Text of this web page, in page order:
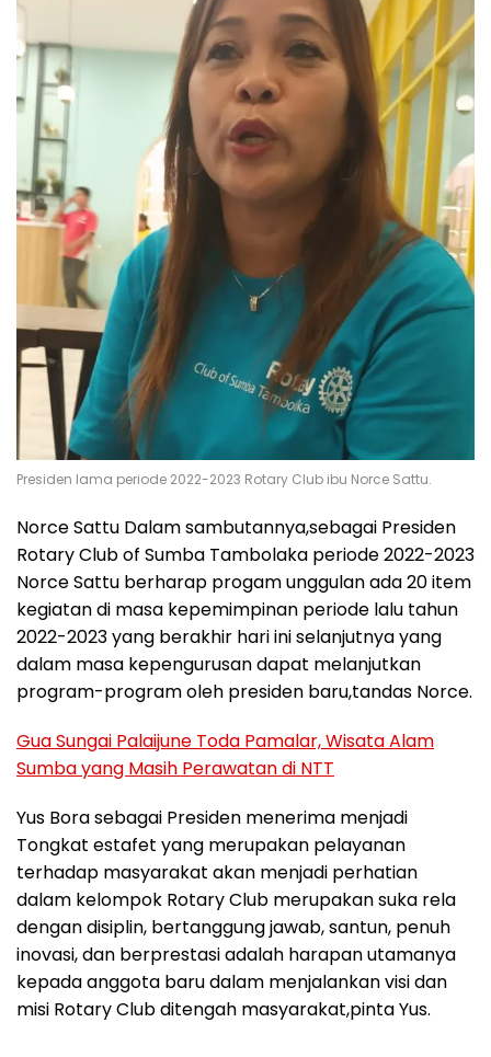
Presiden lama periode 2022-2023 Rotary Club ibu Norce Sattu.
Norce Sattu Dalam sambutannya,sebagai Presiden
Rotary Club of Sumba Tambolaka periode 2022-2023
Norce Sattu berharap progam unggulan ada 20 item
kegiatan di masa kepemimpinan periode lalu tahun
2022-2023 yang berakhir hari ini selanjutnya yang
dalam masa kepengurusan dapat melanjutkan
program-program oleh presiden baru,tandas Norce.
Gua Sungai Palaijune Toda Pamalar, Wisata Alam
Sumba yang Masih Perawatan di NTT
Yus Bora sebagai Presiden menerima menjadi
Tongkat estafet yang merupakan pelayanan
terhadap masyarakat akan menjadi perhatian
dalam kelompok Rotary Club merupakan suka rela
dengan disiplin, bertanggung jawab, santun, penuh
inovasi, dan berprestasi adalah harapan utamanya
kepada anggota baru dalam menjalankan visi dan
misi Rotary Club ditengah masyarakat,pinta Yus.